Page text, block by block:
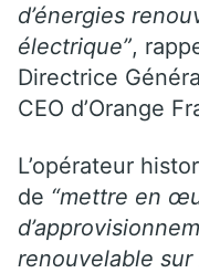
d’énergies
électrique”,
Directrice
CEO d’Orange
L’opérateur
de “mettre en
renouvelable